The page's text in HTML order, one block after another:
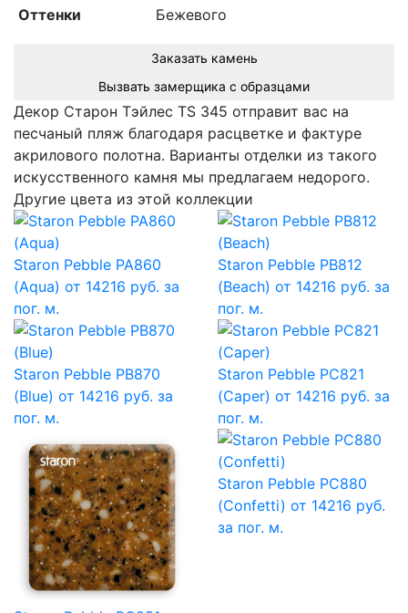
Оттенки
Бежевого
Заказать камень
Вызвать замерщика с образцами
Декор Cтарон Тэйлес TS 345 отправит вас на
песчаный пляж благодаря расцветке и фактуре
акрилового полотна. Варианты отделки из такого
искусственного камня мы предлагаем недорого.
Другие цвета из этой коллекции
Staron Pebble PA860
(Aqua) от 14216 руб. за
пог. м.
Staron Pebble PB812
(Beach) от 14216 руб. за
пог. м.
Staron Pebble PB870
(Blue) от 14216 руб. за
пог. м.
Staron Pebble PC821
(Caper) от 14216 руб. за
пог. м.
Staron Pebble PC880
(Confetti) от 14216 руб.
за пог. м.